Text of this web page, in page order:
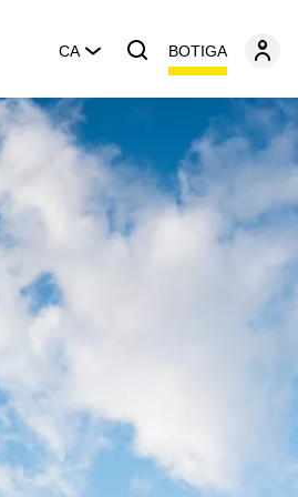
CA BOTIGA